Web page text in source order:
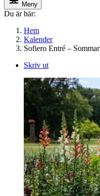
Meny
Du är här:
Hem
Kalender
Sofiero Entré – Sommar
Skriv ut